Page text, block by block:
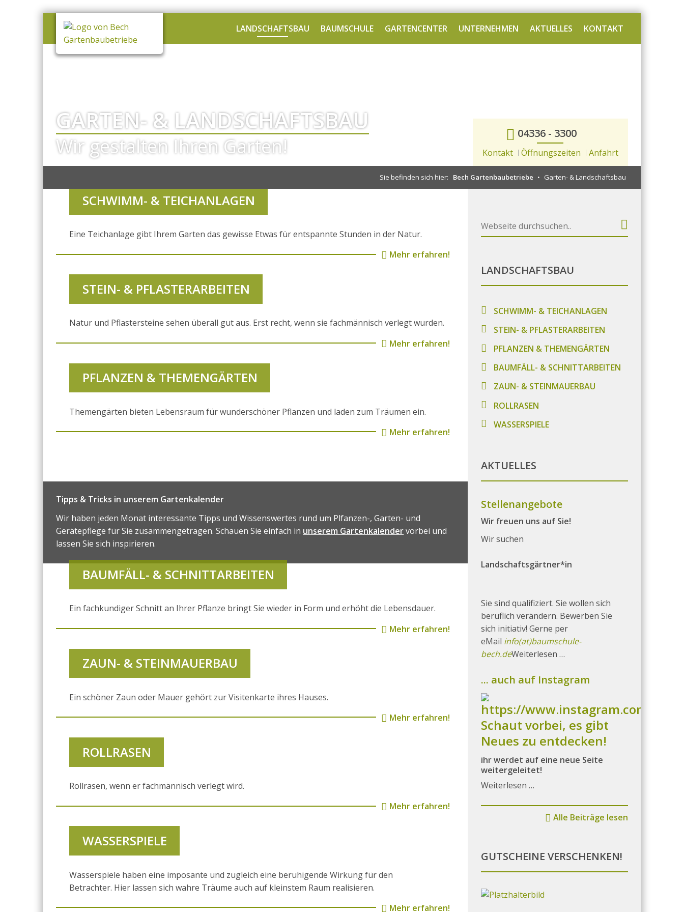
LANDSCHAFTSBAU BAUMSCHULE GARTENCENTER UNTERNEHMEN AKTUELLES KONTAKT
GARTEN- & LANDSCHAFTSBAU
Wir gestalten Ihren Garten!
04336 - 3300
Kontakt Öffnungszeiten Anfahrt
Sie befinden sich hier: Bech Gartenbaubetriebe Garten- & Landschaftsbau
SCHWIMM- & TEICHANLAGEN
Eine Teichanlage gibt Ihrem Garten das gewisse Etwas für entspannte Stunden in der Natur.
Mehr erfahren!
STEIN- & PFLASTERARBEITEN
Natur und Pflastersteine sehen überall gut aus. Erst recht, wenn sie fachmännisch verlegt wurden.
Mehr erfahren!
PFLANZEN & THEMENGÄRTEN
Themengärten bieten Lebensraum für wunderschöner Pflanzen und laden zum Träumen ein.
Mehr erfahren!
Tipps & Tricks in unserem Gartenkalender
Wir haben jeden Monat interessante Tipps und Wissenswertes rund um Plfanzen-, Garten- und
Gerätepflege für Sie zusammengetragen. Schauen Sie einfach in unserem Gartenkalendervorbei und
lassen Sie sich inspirieren.
BAUMFÄLL- & SCHNITTARBEITEN
Ein fachkundiger Schnitt an Ihrer Pflanze bringt Sie wieder in Form und erhöht die Lebensdauer.
Mehr erfahren!
ZAUN- & STEINMAUERBAU
Ein schöner Zaun oder Mauer gehört zur Visitenkarte ihres Hauses.
Mehr erfahren!
ROLLRASEN
Rollrasen, wenn er fachmännisch verlegt wird.
Mehr erfahren!
WASSERSPIELE
Wasserspiele haben eine imposante und zugleich eine beruhigende Wirkung für den
Betrachter. Hier lassen sich wahre Träume auch auf kleinstem Raum realisieren.
Mehr erfahren!
LANDSCHAFTSBAU
SCHWIMM- & TEICHANLAGEN
STEIN- & PFLASTERARBEITEN
PFLANZEN & THEMENGÄRTEN
BAUMFÄLL- & SCHNITTARBEITEN
ZAUN- & STEINMAUERBAU
ROLLRASEN
WASSERSPIELE
AKTUELLES
Stellenangebote
Wir freuen uns auf Sie!
Wir suchen
Landschaftsgärtner*in
Sie sind qualifiziert. Sie wollen sich
beruflich verändern. Bewerben Sie
sich initiativ! Gerne per
eMail info(at)baumschule-
bech.deWeiterlesen …
... auch auf Instagram
Schaut vorbei, es gibt
Neues zu entdecken!
ihr werdet auf eine neue Seite
weitergeleitet!
Weiterlesen …
Alle Beiträge lesen
GUTSCHEINE VERSCHENKEN!